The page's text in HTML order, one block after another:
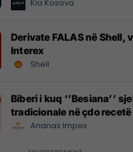
Kia Kosova
Derivate FALAS në Shell,
Interex
Shell
Biberi i kuq ‘’Besiana’’
tradicionale në çdo
Ananas Impex